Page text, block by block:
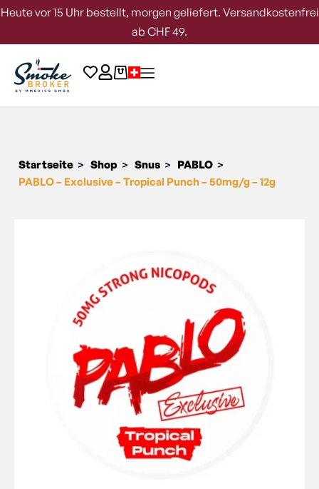
Heute vor 15 Uhr bestellt, morgen geliefert. Versandkostenfrei
ab CHF 49.
Startseite > Shop > Snus > PABLO >
PABLO – Exclusive – Tropical Punch – 50mg/g – 12g